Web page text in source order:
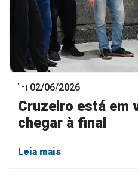
02/06/2026
Cruzeiro está em
chegar à final
Leia mais